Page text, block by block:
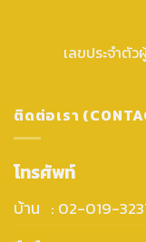
เลขประจำตั
ติดต่อเรา
โทรศัพท์
บ้าน : 02-019-